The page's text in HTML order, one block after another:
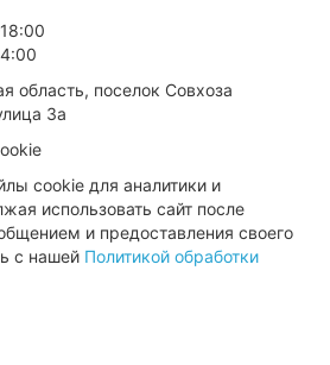
область, поселок Совхоза
3а
cookie для аналитики и
использовать сайт после
и предоставления своего
с нашей Политикой обработки